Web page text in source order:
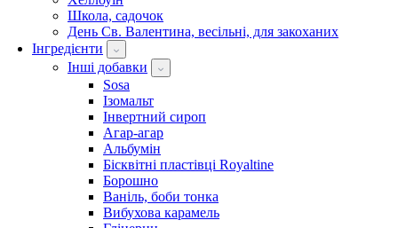
Школа, садочок
День Св. Валентина, весільні, для закоханих
Інгредієнти
Інші добавки
Sosa
Ізомальт
Інвертний сироп
Агар-агар
Альбумін
Бісквітні пластівці Royaltine
Борошно
Ваніль, боби тонка
Вибухова карамель